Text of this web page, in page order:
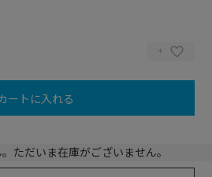
ートに入れる
ただいま在庫がございません。